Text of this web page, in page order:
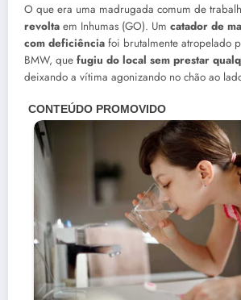
O que era uma madrugada comum de
revolta em Inhumas (GO). Um catador de
com deficiência foi brutalmente atropelado
BMW, que fugiu do local sem prestar
deixando a vítima agonizando no chão ao